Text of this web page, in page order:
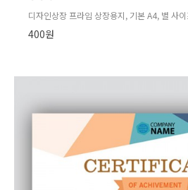
디자인상장 프라임 상장용지, 기본 A4, 별 사
400원